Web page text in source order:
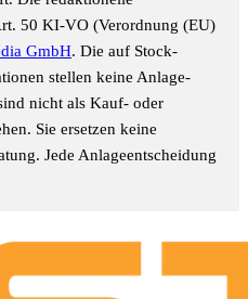
50 KI-VO (Verordnung (EU)
GmbH. Die auf Stock-
stellen keine Anlage-
nicht als Kauf- oder
Sie ersetzen keine
Jede Anlageentscheidung